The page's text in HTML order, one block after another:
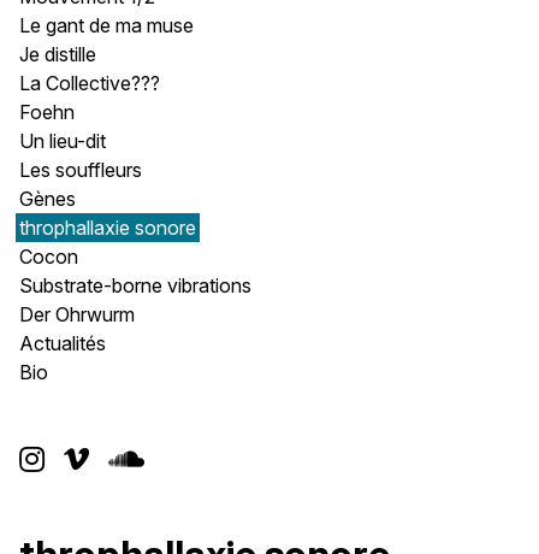
Le gant de ma muse
Je distille
La Collective???
Foehn
Un lieu-dit
Les souffleurs
Gènes
throphallaxie sonore
Cocon
Substrate-borne vibrations
Der Ohrwurm
Actualités
Bio
  